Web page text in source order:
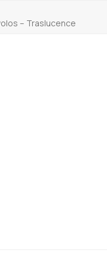
– Traslucence